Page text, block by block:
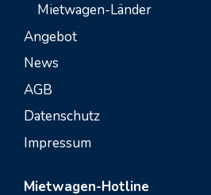
Mietwagen-Länder
Angebot
News
AGB
Datenschutz
Impressum
Mietwagen-Hotline